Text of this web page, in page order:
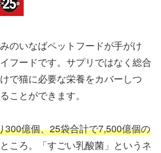
のいなばペットフードが手がけ
フードです。サプリではなく総合
で猫に必要な栄養をカバーしつ
ことができます。
300億個、25袋合計で7,500億個の
ころ。「すごい乳酸菌」というネ